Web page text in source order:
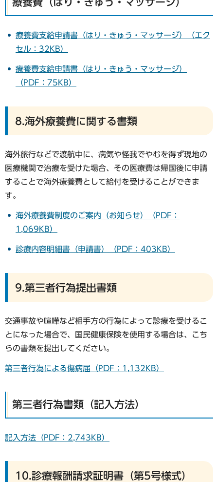
療養費（はり・きゅう・マッサージ）
療養費支給申請書（はり・きゅう・マッサージ）（エク
セル：32KB）
療養費支給申請書（はり・きゅう・マッサージ）
（PDF：75KB）
8.海外療養費に関する書類
海外旅行などで渡航中に、病気や怪我でやむを得ず現地の
医療機関で治療を受けた場合、その医療費は帰国後に申請
することで海外療養費として給付を受けることができま
す。
海外療養費制度のご案内（お知らせ）（PDF：
1,069KB）
診療内容明細書（申請書）（PDF：403KB）
9.第三者行為提出書類
交通事故や喧嘩など相手方の行為によって診療を受けるこ
とになった場合で、国民健康保険を使用する場合は、こち
らの書類を提出してください。
第三者行為による傷病届（PDF：1,132KB）
第三者行為書類（記入方法）
記入方法（PDF：2,743KB）
10.診療報酬請求証明書（第5号様式）